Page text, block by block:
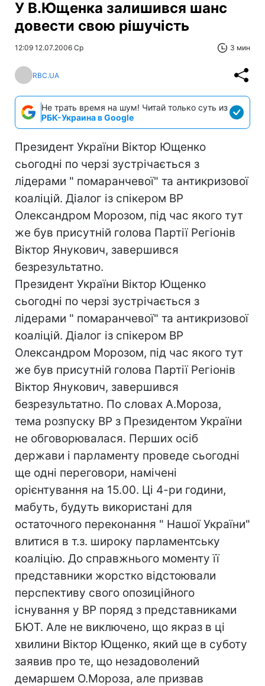
У В.Ющенка залишився шанс
довести свою рішучість
12:09 12.07.2006 Ср 3 мин
RBC.UA
Не трать время на шум! Читай только суть из
РБК-Украина в Google
Президент України Віктор Ющенко
сьогодні по черзі зустрічається з
лідерами " помаранчевої" та антикризової
коаліцій. Діалог із спікером ВР
Олександром Морозом, під час якого тут
же був присутній голова Партії Регіонів
Віктор Янукович, завершився
безрезультатно.
Президент України Віктор Ющенко
сьогодні по черзі зустрічається з
лідерами " помаранчевої" та антикризової
коаліцій. Діалог із спікером ВР
Олександром Морозом, під час якого тут
же був присутній голова Партії Регіонів
Віктор Янукович, завершився
безрезультатно. По словах А.Мороза,
тема розпуску ВР з Президентом України
не обговорювалася. Перших осіб
держави і парламенту проведе сьогодні
ще одні переговори, намічені
орієнтування на 15.00. Ці 4-ри години,
мабуть, будуть використані для
остаточного переконання " Нашої України"
влитися в т.з. широку парламентську
коаліцію. До справжнього моменту її
представники жорстко відстоювали
перспективу свого опозиційного
існування у ВР поряд з представниками
БЮТ. Але не виключено, що якраз в ці
хвилини Віктор Ющенко, який ще в суботу
заявив про те, що незадоволений
демаршем О.Мороза, але призвав